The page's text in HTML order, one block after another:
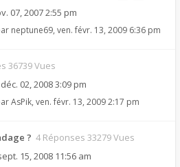
07, 2007 2:55 pm
neptune69, ven. févr. 13, 2009 6:36 pm
36739 Vues
02, 2008 3:09 pm
AsPik, ven. févr. 13, 2009 2:17 pm
? 4 Réponses 33279 Vues
15, 2008 11:56 am